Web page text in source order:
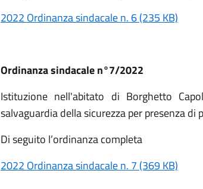
2022 Ordinanza sindacale n. 6 (235 KB)
Ordinanza sindacale n°7/2022
Istituzione nell'abitato di Borghetto
salvaguardia della sicurezza per presenza di
Di seguito l’ordinanza completa
2022 Ordinanza sindacale n. 7 (369 KB)